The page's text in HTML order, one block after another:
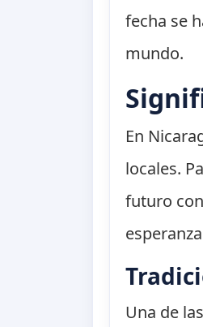
fecha se
mundo.
En
locales.
futuro
Una de